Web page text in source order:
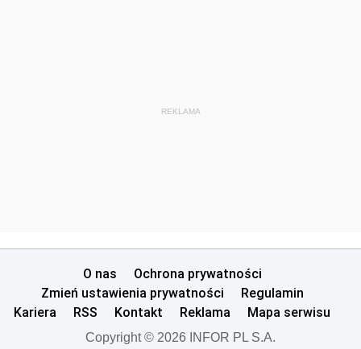
REKLAMA
O nas
Ochrona prywatności
Zmień ustawienia prywatności
Regulamin
Kariera
RSS Kontakt Reklama Mapa serwisu
Copyright © 2026 INFOR PL S.A.